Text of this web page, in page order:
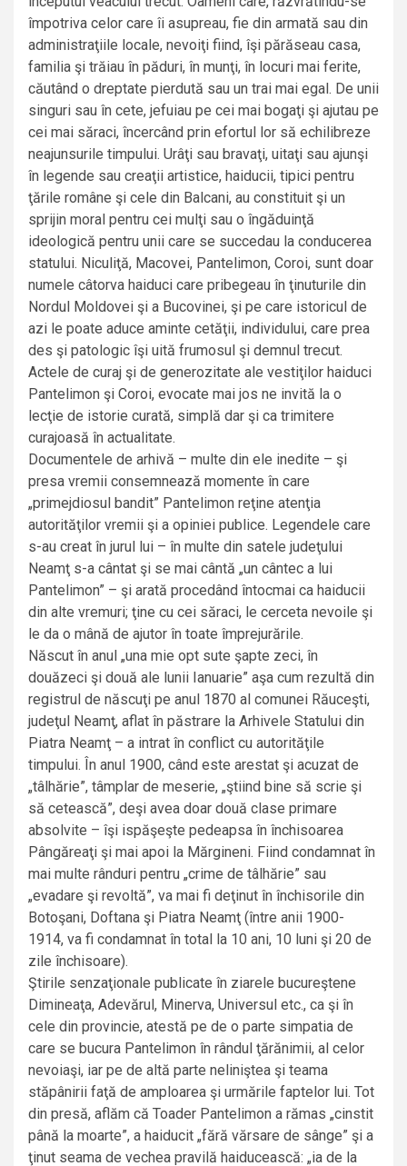
împotriva celor care îi asupreau, fie din armată sau din
administraţiile locale, nevoiţi fiind, îşi părăseau casa,
familia şi trăiau în păduri, în munţi, în locuri mai ferite,
căutând o dreptate pierdută sau un trai mai egal. De unii
singuri sau în cete, jefuiau pe cei mai bogaţi şi ajutau pe
cei mai săraci, încercând prin efortul lor să echilibreze
neajunsurile timpului. Urâţi sau bravaţi, uitaţi sau ajunşi
în legende sau creaţii artistice, haiducii, tipici pentru
ţările române şi cele din Balcani, au constituit şi un
sprijin moral pentru cei mulţi sau o îngăduinţă
ideologică pentru unii care se succedau la conducerea
statului. Niculiţă, Macovei, Pantelimon, Coroi, sunt doar
numele câtorva haiduci care pribegeau în ţinuturile din
Nordul Moldovei şi a Bucovinei, şi pe care istoricul de
azi le poate aduce aminte cetăţii, individului, care prea
des şi patologic îşi uită frumosul şi demnul trecut.
Actele de curaj şi de generozitate ale vestiţilor haiduci
Pantelimon şi Coroi, evocate mai jos ne invită la o
lecţie de istorie curată, simplă dar şi ca trimitere
curajoasă în actualitate.
Documentele de arhivă – multe din ele inedite – şi
presa vremii consemnează momente în care
„primejdiosul bandit” Pantelimon reţine atenţia
autorităţilor vremii şi a opiniei publice. Legendele care
s-au creat în jurul lui – în multe din satele judeţului
Neamţ s-a cântat şi se mai cântă „un cântec a lui
Pantelimon” – şi arată procedând întocmai ca haiducii
din alte vremuri; ţine cu cei săraci, le cerceta nevoile şi
le da o mână de ajutor în toate împrejurările.
Născut în anul „una mie opt sute şapte zeci, în
douăzeci şi două ale lunii Ianuarie” aşa cum rezultă din
registrul de născuţi pe anul 1870 al comunei Răuceşti,
judeţul Neamţ, aflat în păstrare la Arhivele Statului din
Piatra Neamţ – a intrat în conflict cu autorităţile
timpului. În anul 1900, când este arestat şi acuzat de
„tâlhărie”, tâmplar de meserie, „ştiind bine să scrie şi
să cetească”, deşi avea doar două clase primare
absolvite – îşi ispăşeşte pedeapsa în închisoarea
Pângăreaţi şi mai apoi la Mărgineni. Fiind condamnat în
mai multe rânduri pentru „crime de tâlhărie” sau
„evadare şi revoltă”, va mai fi deţinut în închisorile din
Botoşani, Doftana şi Piatra Neamţ (între anii 1900-
1914, va fi condamnat în total la 10 ani, 10 luni şi 20 de
zile închisoare).
Ştirile senzaţionale publicate în ziarele bucureştene
Dimineaţa, Adevărul, Minerva, Universul etc., ca şi în
cele din provincie, atestă pe de o parte simpatia de
care se bucura Pantelimon în rândul ţărănimii, al celor
nevoiaşi, iar pe de altă parte neliniştea şi teama
stăpânirii faţă de amploarea şi urmările faptelor lui. Tot
din presă, aflăm că Toader Pantelimon a rămas „cinstit
până la moarte”, a haiducit „fără vărsare de sânge” şi a
ţinut seama de vechea pravilă haiducească: „ia de la